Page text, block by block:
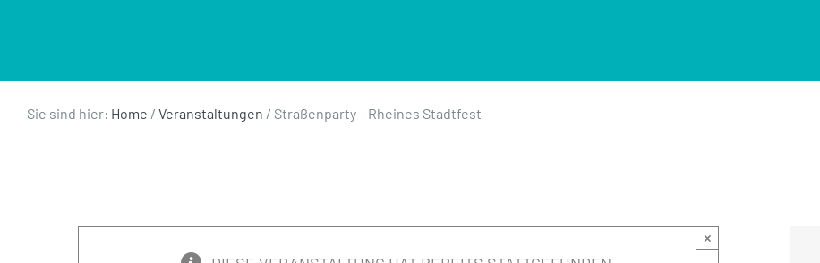
Sie sind hier: Home / Veranstaltungen / Straßenparty – Rheines Stadtfest
×